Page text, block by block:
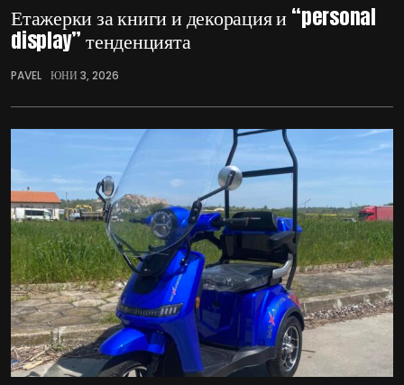
Етажерки за книги и декорация и “personal
display” тенденцията
PAVEL ЮНИ 3, 2026